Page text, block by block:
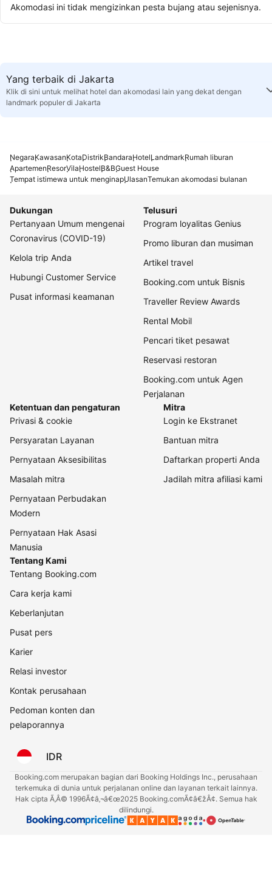
Akomodasi ini tidak mengizinkan pesta bujang atau sejenisnya.
Yang terbaik di Jakarta
Klik di sini untuk melihat hotel dan akomodasi lain yang dekat dengan
landmark populer di Jakarta
NegaraKawasanKotaDistrikBandaraHotelLandmarkRumah liburan
ApartemenResorVilaHostelB&BGuest House
Tempat istimewa untuk menginapUlasanTemukan akomodasi bulanan
Dukungan
Pertanyaan Umum mengenai
Coronavirus (COVID-19)
Kelola trip Anda
Hubungi Customer Service
Pusat informasi keamanan
Telusuri
Program loyalitas Genius
Promo liburan dan musiman
Artikel travel
Booking.com untuk Bisnis
Traveller Review Awards
Rental Mobil
Pencari tiket pesawat
Reservasi restoran
Booking.com untuk Agen
Perjalanan
Ketentuan dan pengaturan
Privasi & cookie
Persyaratan Layanan
Pernyataan Aksesibilitas
Masalah mitra
Pernyataan Perbudakan
Modern
Pernyataan Hak Asasi
Manusia
Mitra
Login ke Ekstranet
Bantuan mitra
Daftarkan properti Anda
Jadilah mitra afiliasi kami
Tentang Kami
Tentang Booking.com
Cara kerja kami
Keberlanjutan
Pusat pers
Karier
Relasi investor
Kontak perusahaan
Pedoman konten dan
pelaporannya
IDR
Booking.com merupakan bagian dari Booking Holdings Inc., perusahaan
terkemuka di dunia untuk perjalanan online dan layanan terkait lainnya.
Hak cipta Ã‚Â© 1996Ã¢â‚¬â€œ2025 Booking.comÃ¢â€žÂ¢. Semua hak
dilindungi.